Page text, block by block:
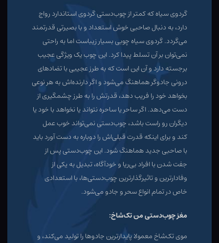
گردوی سیاه که کمتر از چوب‌دستی گردوی استاندارد رواج
دارد، به دنبال صاحبی خوش استعداد و با بصیرتی قدرتمند
می‌گردد. گردوی سیاه چوبی بسیار زیباست اما به راحتی
نمی‌توان بر آن تسلط پیدا کرد. این چوب یک ویژگی عجیب
برجسته دارد و آن این است که به طرز عجیبی با تضادهای
درونی جادوگر هماهنگ می‌شود و اگر دارنده‌اش به هر نوعی
بخواهد خود را فریب دهد، قدرتش را به طرز چشمگیری از
دست می‌دهد. اگر ساحر یا ساحره نتواند یا نخواهد با خود یا
دیگران رو راست باشد، چوب‌دستی نمی‌تواند خوب عمل
کند و برای اینکه قدرت قبلی‌اش را دوباره به دست آورد باید
با صاحبی جدید هماهنگ شود. این چوب‌دستی پس از
جفت شدن با افراد بی‌ریا و خودآگاه، تبدیل به یکی از
وفادارترین و تاثیرگذارترین چوب‌دستی‌ها، با استعدادی
خاص در تمام انواع سحر و جادو می‌شود.
مغز چوب‌دستی من تک‌شاخ:
موی تک‌شاخ معمولا پایدارترین جادوها را تولید می‌کند، و